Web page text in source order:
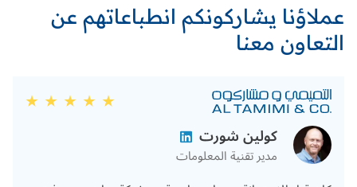
عملاؤنا يشاركونكم انطباعاتهم عن
التعاون معنا
كولين شورت
مدير تقنية المعلومات